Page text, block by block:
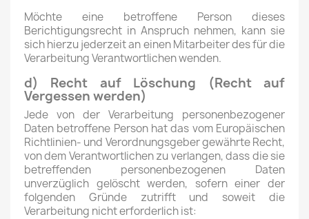
Möchte eine betroffene Person dieses
Berichtigungsrecht in Anspruch nehmen, kann sie
sich hierzu jederzeit an einen Mitarbeiter des für die
Verarbeitung Verantwortlichen wenden.
d) Recht auf Löschung (Recht auf
Vergessen werden)
Jede von der Verarbeitung personenbezogener
Daten betroffene Person hat das vom Europäischen
Richtlinien- und Verordnungsgeber gewährte Recht,
von dem Verantwortlichen zu verlangen, dass die sie
betreffenden personenbezogenen Daten
unverzüglich gelöscht werden, sofern einer der
folgenden Gründe zutrifft und soweit die
Verarbeitung nicht erforderlich ist: